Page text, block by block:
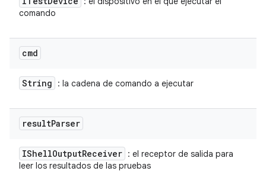
comando
cmd
String : la cadena de comando a ejecutar
resultParser
IShellOutputReceiver : el receptor de salida para
leer los resultados de las pruebas